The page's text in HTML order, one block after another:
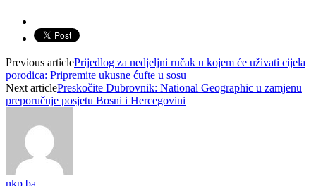
Previous articlePrijedlog za nedjeljni ručak u kojem će uživati cijela
porodica: Pripremite ukusne ćufte u sosu
Next articlePreskočite Dubrovnik: National Geographic u zamjenu
preporučuje posjetu Bosni i Hercegovini